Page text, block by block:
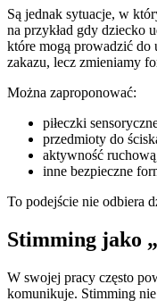
Są jednak sytuacje, w
na przykład gdy dziecko
które mogą prowadzić
zakazu, lecz zmieniamy
Można zaproponować:
piłeczki
przedmioty do
aktywność
inne bezpieczne
To podejście nie odbiera
Stimming jako
W swojej pracy często
komunikuje. Stimming